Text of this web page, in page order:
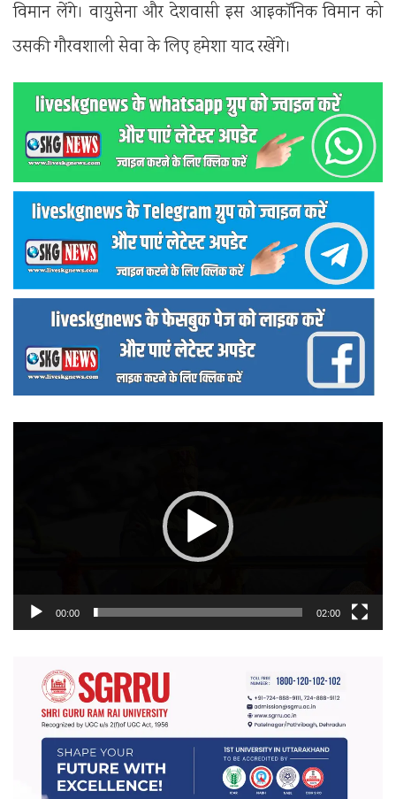
विमान लेंगे। वायुसेना और देशवासी इस आइकॉनिक विमान को
उसकी गौरवशाली सेवा के लिए हमेशा याद रखेंगे।
00:00 02:00